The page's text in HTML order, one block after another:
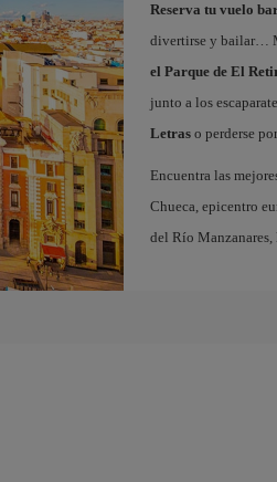
Reserva tu vuelo
divertirse y bailar…
el Parque de El
junto a los
Letraso perderse
Encuentra las
Chueca, epicentro
del Río